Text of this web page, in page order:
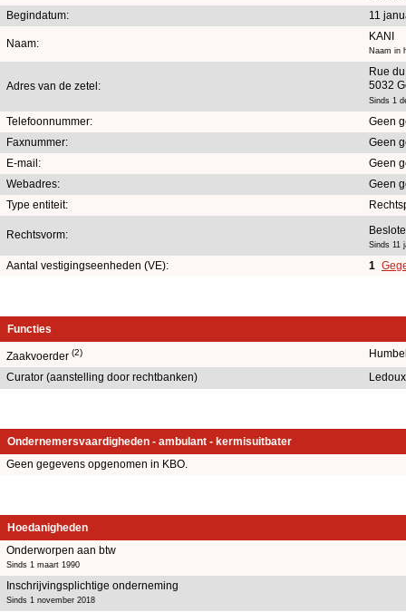
Begindatum: 11
Naam:
KANI
Naam in
Adres van de zetel:
Rue
5032
Sinds 1
Telefoonnummer:
Geen
Faxnummer:
Geen
E-mail:
Geen
Webadres:
Geen
Type entiteit:
Rechtsvorm:
Sinds 11
Aantal vestigingseenheden (VE): 1
Functies
Zaakvoerder (2)
Curator (aanstelling door rechtbanken)
Ondernemersvaardigheden - ambulant - kermisuitbater
Geen gegevens opgenomen in KBO.
Hoedanigheden
Onderworpen aan btw
Sinds 1 maart 1990
Inschrijvingsplichtige onderneming
Sinds 1 november 2018